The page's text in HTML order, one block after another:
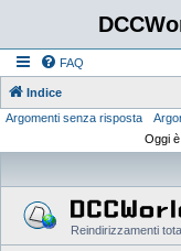
FAQ
Indice
Argomenti senza risposta
Oggi
Reindirizzamenti